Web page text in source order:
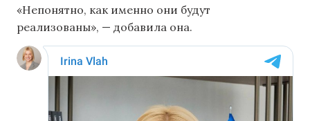
«Непонятно, как именно они будут
реализованы», — добавила она.